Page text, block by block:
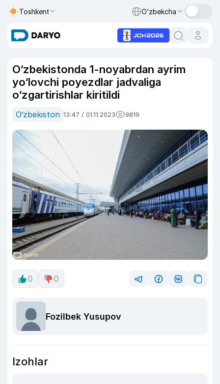
Toshkent O‘zbekcha
O‘zbekistonda 1-noyabrdan ayrim
yo‘lovchi poyezdlar jadvaliga
o‘zgartirishlar kiritildi
O‘zbekiston 13:47 / 01.11.2023 9819
0 0
Fozilbek Yusupov
Izohlar